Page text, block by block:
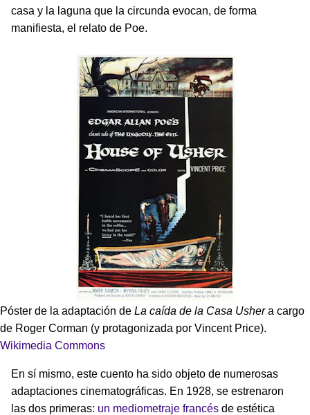
casa y la laguna que la circunda evocan, de forma
manifiesta, el relato de Poe.
Póster de la adaptación de La caída de la Casa Ushera cargo
de Roger Corman (y protagonizada por Vincent Price).
Wikimedia Commons
En sí mismo, este cuento ha sido objeto de numerosas
adaptaciones cinematográficas. En 1928, se estrenaron
las dos primeras: un mediometraje francés de estética